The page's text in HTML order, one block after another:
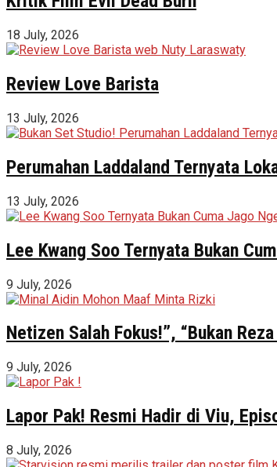
18 July, 2026
Review Love Barista
13 July, 2026
Perumahan Laddaland Ternyata
13 July, 2026
Lee Kwang Soo Ternyata Bukan
9 July, 2026
Netizen Salah Fokus!”, “Bukan
9 July, 2026
Lapor Pak! Resmi Hadir di Viu,
8 July, 2026